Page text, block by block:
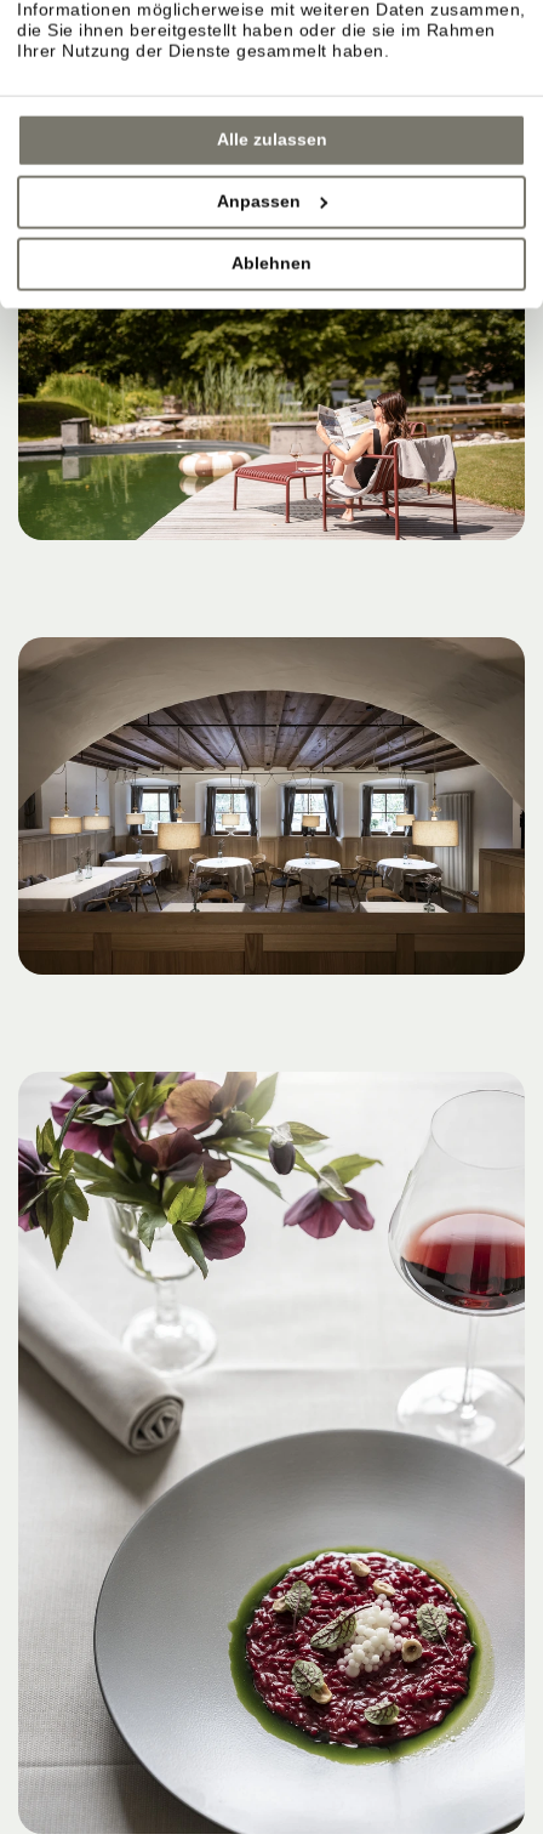
Informationen möglicherweise mit weiteren Daten zusammen,
die Sie ihnen bereitgestellt haben oder die sie im Rahmen
Ihrer Nutzung der Dienste gesammelt haben.
Alle zulassen
Anpassen
Ablehnen